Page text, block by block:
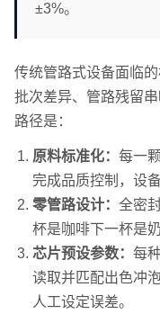
±3%。
传统管路式设备面临
批次差异、管路残留
路径是：
原料标准化： 每一
完成品质控制，设
零管路设计： 全密
杯是咖啡下一杯是
芯片预设参数： 每
读取并匹配出色冲
人工设定误差。